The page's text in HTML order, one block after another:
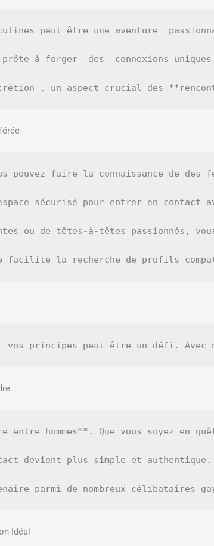
peut être une aventure
prête à forger  des  connexions
, un aspect crucial des
pouvez faire la connaissance de
sécurisé pour entrer en
ou de têtes-à-têtes
hommes**. Que vous soyez en
devient plus simple et
Idéal